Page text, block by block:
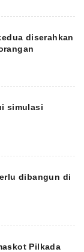
diserahkan
simulasi
dibangun di
Pilkada